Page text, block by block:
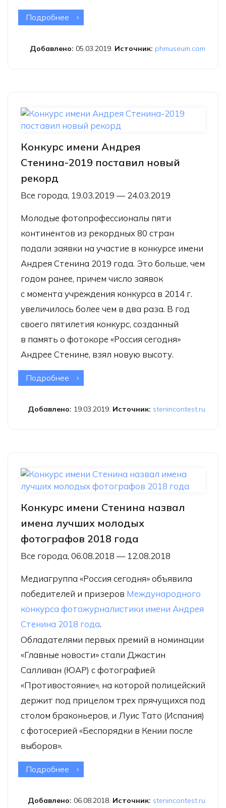
Подробнее о Месяц онлайн-портфолио
Добавлено: 05.03.2019. Источник: phmuseum.com
Конкурс имени Андрея
Стенина-2019 поставил новый
рекорд
Все города, 19.03.2019 — 24.03.2019
Молодые фотопрофессионалы пяти
континентов из рекордных 80 стран
подали заявки на участие в конкурсе имени
Андрея Стенина 2019 года. Это больше, чем
годом ранее, причем число заявок
с момента учреждения конкурса в 2014 г.
увеличилось более чем в два раза. В год
своего пятилетия конкурс, созданный
в память о фотокоре «Россия сегодня»
Андрее Стенине, взял новую высоту.
Подробнее о Конкурс имени Андрея
рекорд
Добавлено: 19.03.2019. Источник: stenincontest.ru
Конкурс имени Стенина назвал
имена лучших молодых
фотографов 2018 года
Все города, 06.08.2018 — 12.08.2018
Медиагруппа «Россия сегодня» объявила
победителей и призеров Международного
конкурса фотожурналистики имени Андрея
Стенина 2018 года.
Обладателями первых премий в номинации
«Главные новости» стали Джастин
Салливан (ЮАР) с фотографией
«Противостояние», на которой полицейский
держит под прицелом трех прячущихся под
столом браконьеров, и Луис Тато (Испания)
с фотосерией «Беспорядки в Кении после
выборов».
Подробнее о Конкурс имени Стенина назвал
2018 года
Добавлено: 06.08.2018. Источник: stenincontest.ru